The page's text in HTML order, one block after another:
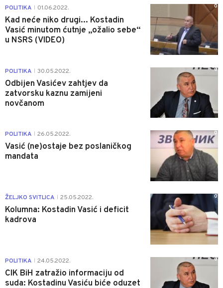
POLITIKA 01.06.2022.
Kad neće niko drugi... Kostadin
Vasić minutom ćutnje „ožalio sebe“
u NSRS (VIDEO)
0
POLITIKA 30.05.2022.
Odbijen Vasićev zahtjev da
zatvorsku kaznu zamijeni
novčanom
0
POLITIKA 26.05.2022.
Vasić (ne)ostaje bez poslaničkog
mandata
0
ŽELJKO SVITLICA 25.05.2022.
Kolumna: Kostadin Vasić i deficit
kadrova
0
POLITIKA 24.05.2022.
CIK BiH zatražio informaciju od
suda: Kostadinu Vasiću biće oduzet
0